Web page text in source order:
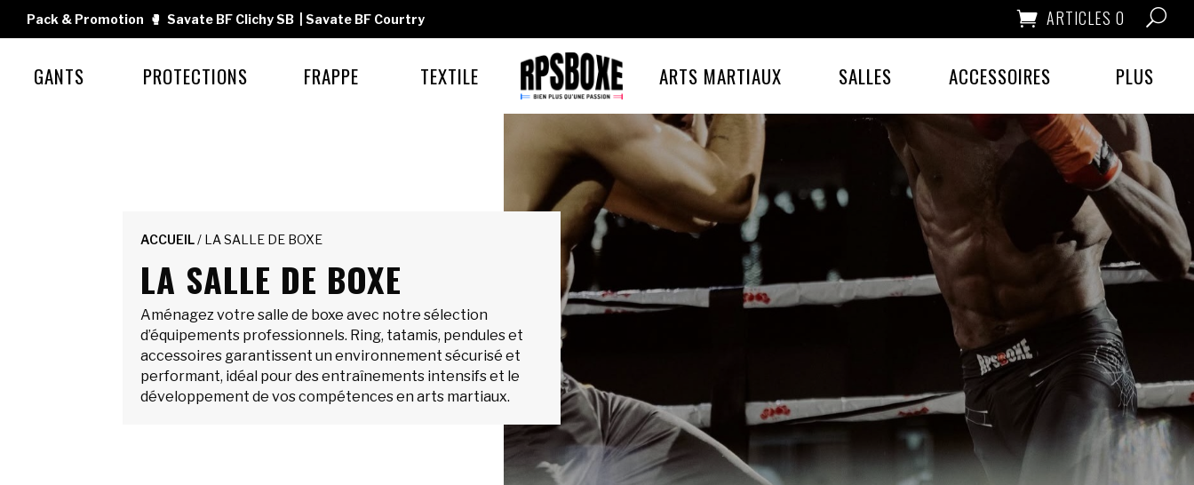
Pack & Promotion 🥊 Savate BF Clichy SB Savate BF Courtry ARTICLES 0
GANTS PROTECTIONS FRAPPE TEXTILE ARTS MARTIAUX SALLES ACCESSOIRES PLUS
ACCUEIL/ LA SALLE DE BOXE
LA SALLE DE BOXE
Aménagez votre salle de boxe avec notre sélection
d’équipements professionnels. Ring, tatamis, pendules et
accessoires garantissent un environnement sécurisé et
performant, idéal pour des entraînements intensifs et le
développement de vos compétences en arts martiaux.